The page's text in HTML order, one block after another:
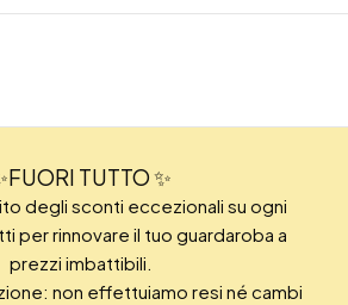
TUTTO ✨
degli sconti eccezionali su ogni
per rinnovare il tuo guardaroba a
prezzi imbattibili.
non effettuiamo resi né cambi